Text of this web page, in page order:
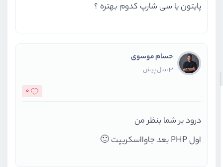
پایتون یا سی شارپ کدوم بهتره ؟
حسام موسوی
3 سال پیش
0
درود بر شما بنظر من
اول PHP بعد جاوااسکریپت 🙂